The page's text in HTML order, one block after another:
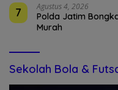
7 Agustus 4, 2026
Polda Jatim
Murah
Sekolah Bola &